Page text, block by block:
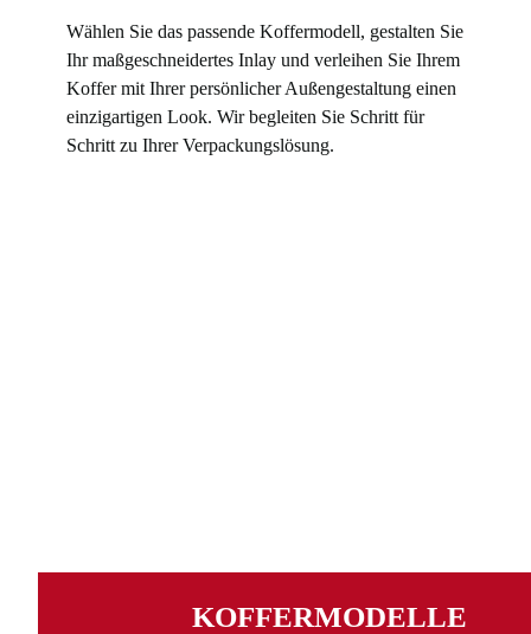
Wählen Sie das passende Koffermodell, gestalten Sie
Ihr maßgeschneidertes Inlay und verleihen Sie Ihrem
Koffer mit Ihrer persönlicher Außengestaltung einen
einzigartigen Look. Wir begleiten Sie Schritt für
Schritt zu Ihrer Verpackungslösung.
KOFFER­MODELLE